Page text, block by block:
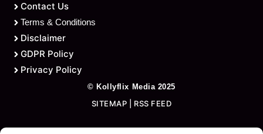
Contact Us
Terms & Conditions
Disclaimer
GDPR Policy
Privacy Policy
© Kollyflix Media2025
SITEMAP RSS FEED